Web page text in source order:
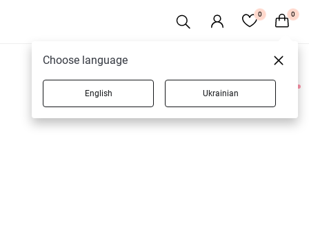
0 0
2 товарів
Choose language
English Ukrainian